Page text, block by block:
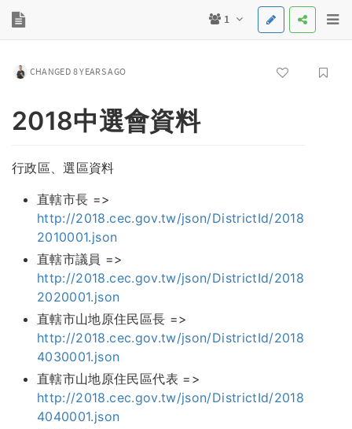
1
CHANGED 8 YEARS AGO
2018中選會資料
行政區、選區資料
直轄市長 =>
http://2018.cec.gov.tw/json/DistrictId/2018
2010001.json
直轄市議員 =>
http://2018.cec.gov.tw/json/DistrictId/2018
2020001.json
直轄市山地原住民區長 =>
http://2018.cec.gov.tw/json/DistrictId/2018
4030001.json
直轄市山地原住民區代表 =>
http://2018.cec.gov.tw/json/DistrictId/2018
4040001.json